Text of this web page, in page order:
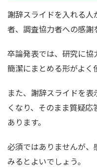
謝辞スライドを入れる
者、調査協力者への感謝
卒論発表では、研究に
簡潔にまとめる形がよく
また、謝辞スライドを
くなり、そのまま質疑
あります。
必須ではありませんが
みるとよいでしょう。